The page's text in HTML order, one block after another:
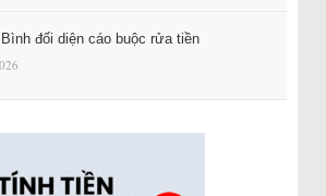
đối diện cáo buộc rửa tiền